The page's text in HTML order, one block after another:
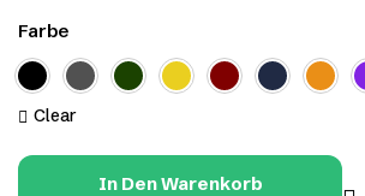
Farbe
Clear
In Den Warenkorb